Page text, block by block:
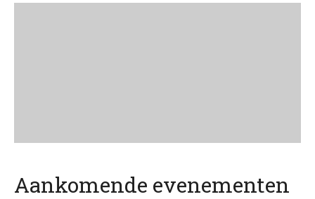
Aankomende evenementen